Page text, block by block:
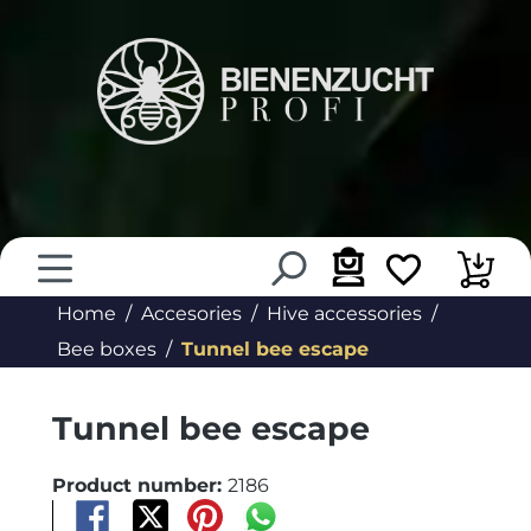
Home Accesories
Hive accessories
Bee boxes
Tunnel bee escape
Tunnel bee escape
Product number: 2186